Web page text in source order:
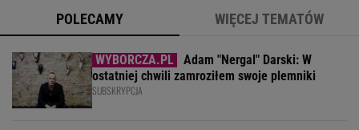
POLECAMY WIĘCEJ TEMATÓW
Adam "Nergal" Darski: W
ostatniej chwili zamroziłem swoje plemniki
SUBSKRYPCJA